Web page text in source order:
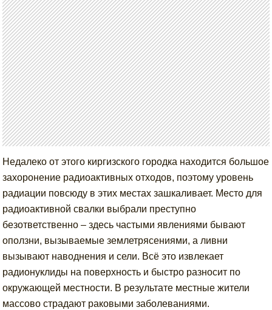
Недалеко от этого киргизского городка находится большое
захоронение радиоактивных отходов, поэтому уровень
радиации повсюду в этих местах зашкаливает. Место для
радиоактивной свалки выбрали преступно
безответственно – здесь частыми явлениями бывают
оползни, вызываемые землетрясениями, а ливни
вызывают наводнения и сели. Всё это извлекает
радионуклиды на поверхность и быстро разносит по
окружающей местности. В результате местные жители
массово страдают раковыми заболеваниями.